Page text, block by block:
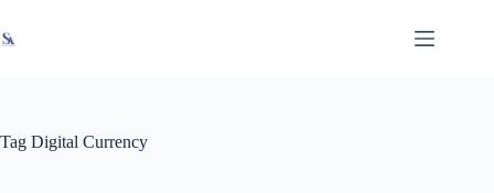
to
content
Tag Digital Currency